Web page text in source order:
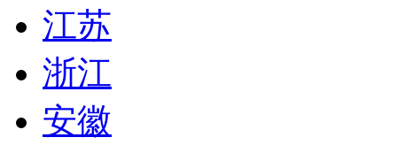
江苏
浙江
安徽